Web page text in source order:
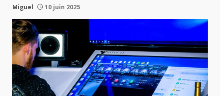
Miguel 10 juin 2025